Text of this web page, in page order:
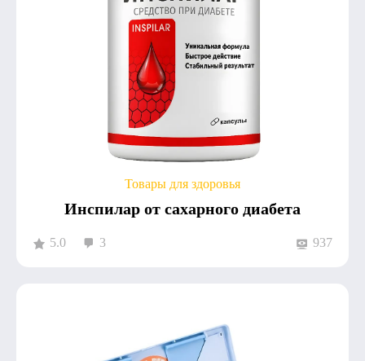
Товары для здоровья
Инспилар от сахарного диабета
5.0 3 937